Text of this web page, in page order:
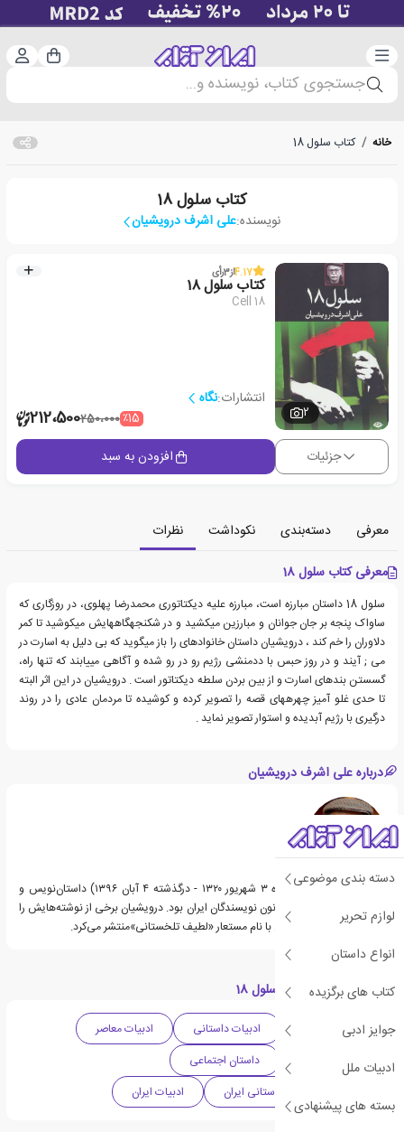
دسته‌بندی سبد
جستجوی کتاب، نویسنده و...
دسته بندی موضوعی
لوازم تحریر
انواع داستان
کتاب های برگزیده
جوایز ادبی
ادبیات ملل
بسته های پیشنهادی
خانه / کتاب سلول 18
کتاب سلول 18
نویسنده:علی اشرف درویشیان
2
4.17از3رأی
کتاب سلول 18
Cell 18
انتشارات:نگاه
٪15250،000212،500
جزئیات افزودن به سبد
معرفی دسته‌بندی نکوداشت
نظرات
معرفی کتاب سلول 18
سلول 18 داستان مبارزه است، مبارزه علیه دیکتاتوری محمدرضا پهلوی، در روزگاری که
ساواک پنجه بر جان جوانان و مبارزین میکشید و در شکنجهگاههایش میکوشید تا کمر
دلاوران را خم کند ، درویشیان داستان خانوادهای را باز میگوید که بی دلیل به اسارت در
می ; آیند و در روز حبس با ددمنشی رژیم رو در رو شده و آگاهی مییابند که تنها راه،
گسستن بندهای اسارت و از بین بردن سلطه دیکتاتور است . درویشیان در این اثر البته
تا حدی غلو آمیز چهرههای قصه را تصویر کرده و کوشیده تا مردمان عادی را در روند
درگیری با رژیم آبدیده و استوار تصویر نماید .
درباره علی اشرف درویشیان
علی‌اشرف درویشیان (زاده ۳ شهریور ۱۳۲۰ - درگذشته ۴ آبان ۱۳۹۶) داستان‌نویس و
پژوهشگر ایرانی و عضو کانون نویسندگان ایران بود. درویشیان برخی از نوشته‌هایش را
پیش از انقلاب ۱۳۵۷ ایران با نام مستعار «لطیف تلخستانی»منتشر می‌کرد.
دسته بندی های کتاب سلول 18
داستان تاریخی ادبیات داستانی
ادبیات معاصر
داستان سیاسی
داستان اجتماعی
فهرست برترین آثار داستانی ایران
ادبیات ایران